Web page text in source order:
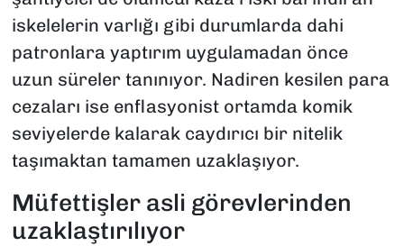
iskelelerin varlığı gibi durumlarda dahi
patronlara yaptırım uygulamadan önce
uzun süreler tanınıyor. Nadiren kesilen para
cezaları ise enflasyonist ortamda komik
seviyelerde kalarak caydırıcı bir nitelik
taşımaktan tamamen uzaklaşıyor.
Müfettişler asli görevlerinden
uzaklaştırılıyor